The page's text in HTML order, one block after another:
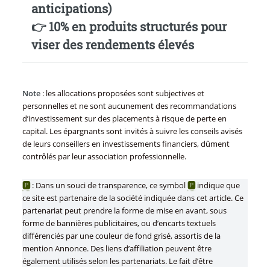
anticipations)
👉 10% en produits structurés pour
viser des rendements élevés
Note: les allocations proposées sont subjectives et
personnelles et ne sont aucunement des recommandations
d’investissement sur des placements à risque de perte en
capital. Les épargnants sont invités à suivre les conseils avisés
de leurs conseillers en investissements financiers, dûment
contrôlés par leur association professionnelle.
🅿: Dans un souci de transparence, ce symbol🅿indique que
ce site est partenaire de la société indiquée dans cet article. Ce
partenariat peut prendre la forme de mise en avant, sous
forme de bannières publicitaires, ou d’encarts textuels
différenciés par une couleur de fond grisé, assortis de la
mention Annonce. Des liens d’affiliation peuvent être
également utilisés selon les partenariats. Le fait d’être